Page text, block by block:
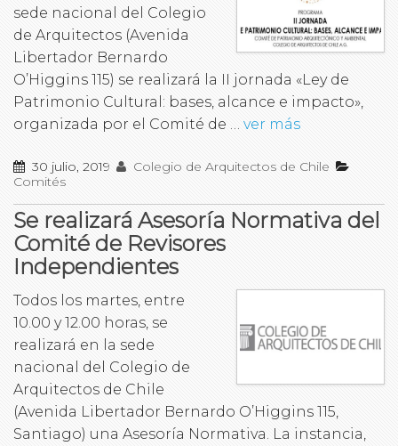
sede nacional del Colegio
de Arquitectos (Avenida
Libertador Bernardo
O’Higgins 115) se realizará la II jornada «Ley de
Patrimonio Cultural: bases, alcance e impacto»,
organizada por el Comité de … ver más
30 julio, 2019
Colegio de Arquitectos de Chile
Comités
Se realizará Asesoría Normativa del
Comité de Revisores
Independientes
Todos los martes, entre
10.00 y 12.00 horas, se
realizará en la sede
nacional del Colegio de
Arquitectos de Chile
(Avenida Libertador Bernardo O’Higgins 115,
Santiago) una Asesoría Normativa. La instancia,